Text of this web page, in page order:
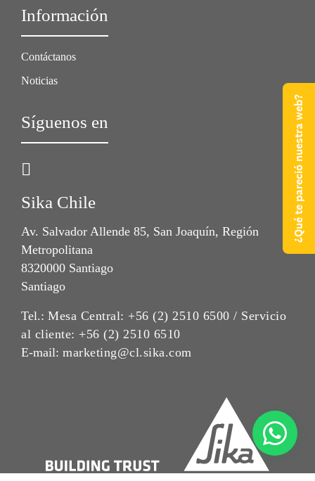
Información
Contáctanos
Noticias
Síguenos en
Sika Chile
Av. Salvador Allende 85, San Joaquín, Región
Metropolitana
8320000 Santiago
Santiago
Tel.: Mesa Central: +56 (2) 2510 6500 / Servicio
al cliente: +56 (2) 2510 6510
E-mail: marketing@cl.sika.com
¿Qué te pareció nuestra web?